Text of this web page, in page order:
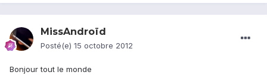
MissAndroïd
Posté(e) 15 octobre 2012
Bonjour tout le monde